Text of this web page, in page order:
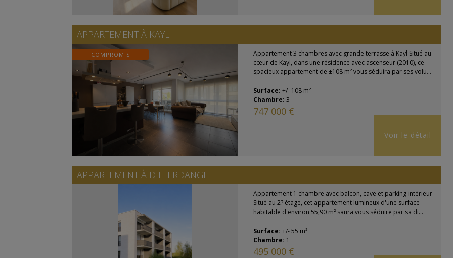
APPARTEMENT À KAYL
COMPROMIS
Appartement 3 chambres avec grande terrasse à Kayl Situé au
cœur de Kayl, dans une résidence avec ascenseur (2010), ce
spacieux appartement de ±108 m² vous séduira par ses volu...
Surface: +/- 108 m²
Chambre: 3
747 000 €
Voir le détail
APPARTEMENT À DIFFERDANGE
Appartement 1 chambre avec balcon, cave et parking intérieur
Situé au 2? étage, cet appartement lumineux d'une surface
habitable d'environ 55,90 m² saura vous séduire par sa di...
Surface: +/- 55 m²
Chambre: 1
495 000 €